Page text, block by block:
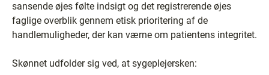
sansende øjes følte indsigt og det registrerende øjes
faglige overblik gennem etisk prioritering af de
handlemuligheder, der kan værne om patientens integritet.
Skønnet udfolder sig ved, at sygeplejersken: